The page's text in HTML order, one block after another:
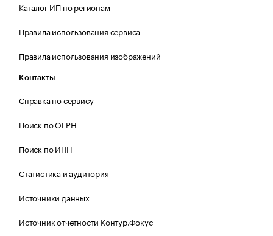
Каталог ИП по регионам
Правила использования сервиса
Правила использования изображений
Контакты
Справка по сервису
Поиск по ОГРН
Поиск по ИНН
Статистика и аудитория
Источники данных
Источник отчетности Контур.Фокус